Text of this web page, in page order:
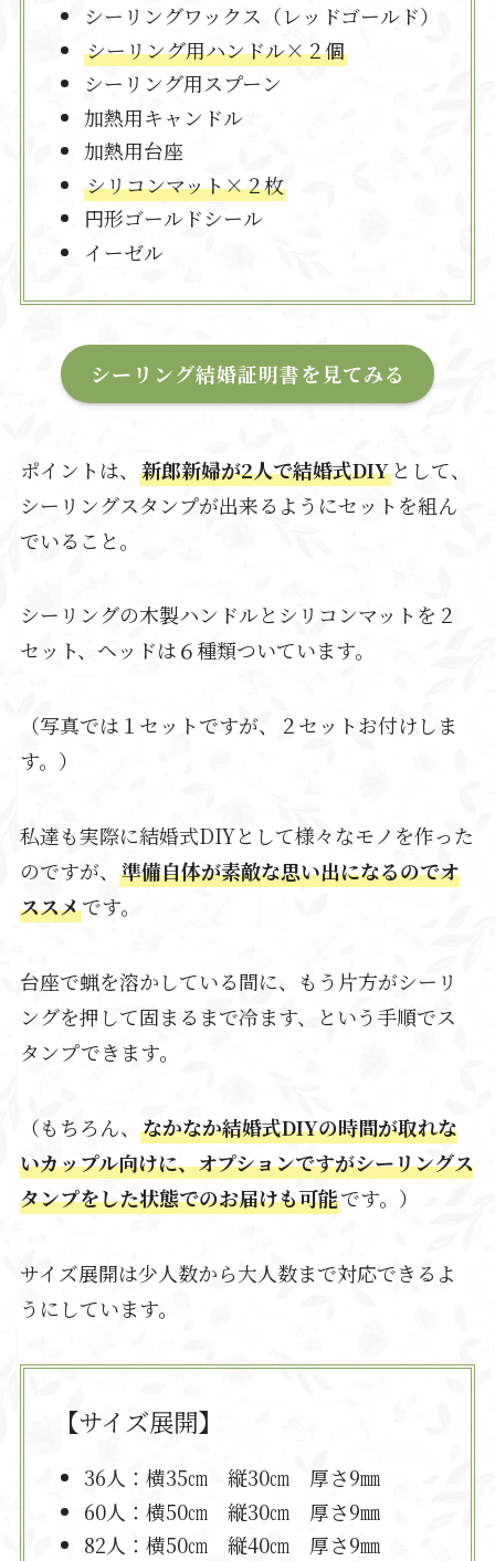
シーリングワックス（レッドゴールド）
シーリング用ハンドル×２個
シーリング用スプーン
加熱用キャンドル
加熱用台座
シリコンマット×２枚
円形ゴールドシール
イーゼル
シーリング結婚証明書を見てみる
ポイントは、 新郎新婦が2人で結婚式DIYとして、
シーリングスタンプが出来るようにセットを組ん
でいること。
シーリングの木製ハンドルとシリコンマットを２
セット、ヘッドは６種類ついています。
（写真では１セットですが、２セットお付けしま
す。）
私達も実際に結婚式DIYとして様々なモノを作った
のですが、 準備自体が素敵な思い出になるのでオ
ススメです。
台座で蝋を溶かしている間に、もう片方がシーリ
ングを押して固まるまで冷ます、という手順でス
タンプできます。
（もちろん、 なかなか結婚式DIYの時間が取れな
いカップル向けに、オプションですがシーリングス
タンプをした状態でのお届けも可能です。）
サイズ展開は少人数から大人数まで対応できるよ
うにしています。
【サイズ展開】
36人：横35㎝ 縦30㎝ 厚さ9㎜
60人：横50㎝ 縦30㎝ 厚さ9㎜
82人：横50㎝ 縦40㎝ 厚さ9㎜